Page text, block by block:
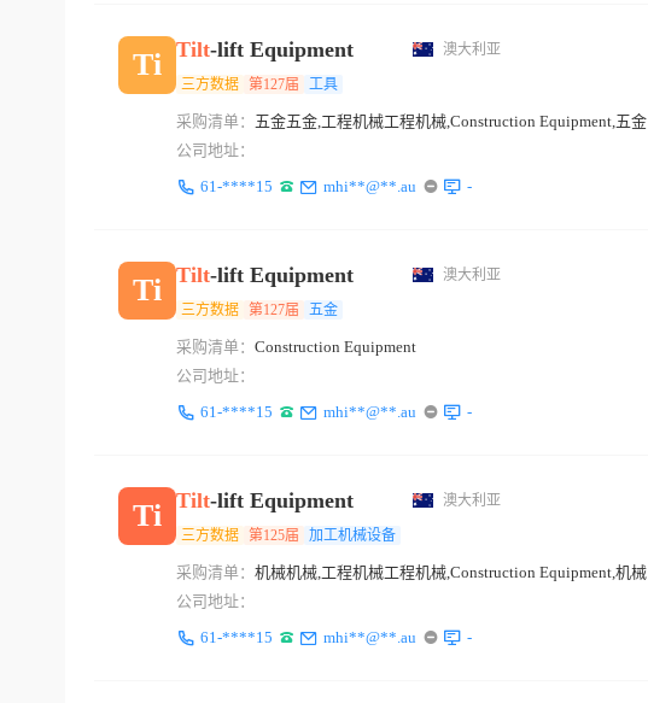
Ti Tilt-lift Equipment 澳大利亚
三方数据 第127届 工具
采购清单： 五金五金,工程机械工程机械,Construction Equipment,五金
公司地址：
61-****15
mhi**@**.au -
Ti Tilt-lift Equipment 澳大利亚
三方数据 第127届 五金
采购清单： Construction Equipment
公司地址：
61-****15
mhi**@**.au -
Ti Tilt-lift Equipment 澳大利亚
三方数据 第125届 加工机械设备
采购清单： 机械机械,工程机械工程机械,Construction Equipment,机械
公司地址：
61-****15
mhi**@**.au -